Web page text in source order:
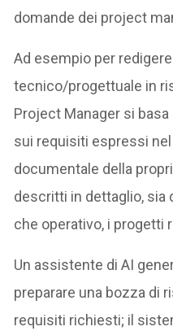
domande dei project
Ad esempio per
tecnico/progettuale in
Project Manager si
sui requisiti espressi
documentale della
descritti in dettaglio, sia
che operativo, i progetti
Un assistente di AI
preparare una bozza di
requisiti richiesti; il